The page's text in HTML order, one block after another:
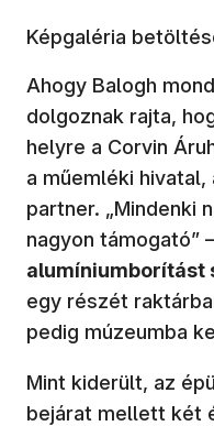
Képgaléria
Ahogy Balogh
dolgoznak rajta,
helyre a Corvin
a műemléki
partner. „Mindenki
nagyon támogató”
alumíniumborítást
egy részét
pedig múzeumba
Mint kiderült, az
bejárat mellett két